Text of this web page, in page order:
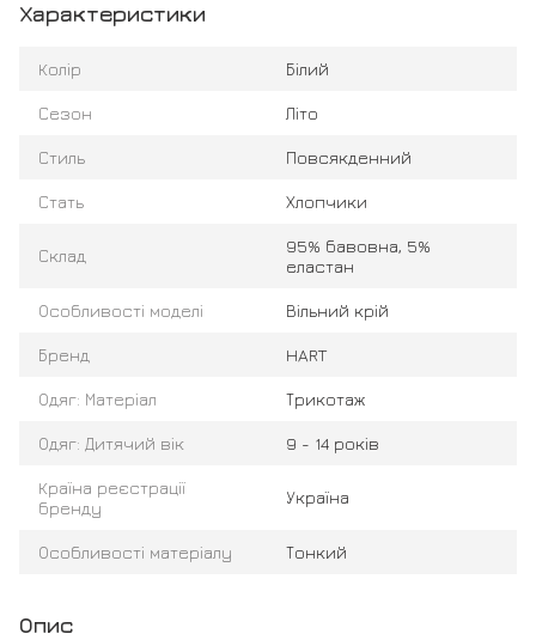
Характеристики
Колір Білий
Сезон Літо
Стиль Повсякденний
Стать Хлопчики
Склад
95% бавовна, 5%
еластан
Особливості моделі Вільний крій
Бренд HART
Одяг: Матеріал Трикотаж
Одяг: Дитячий вік 9 - 14 років
Країна реєстрації
бренду
Україна
Особливості матеріалу Тонкий
Опис